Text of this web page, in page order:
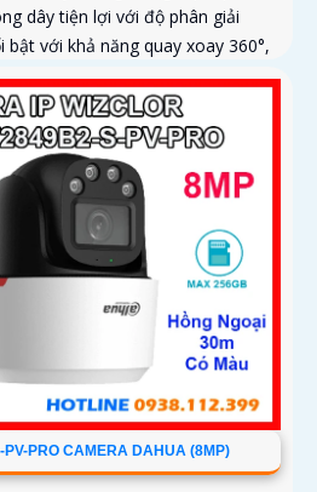
dây tiện lợi với độ phân giải
bật với khả năng quay xoay 360°,
và phương tiện, cảnh báo tức thì
PRO CAMERA DAHUA (8MP)